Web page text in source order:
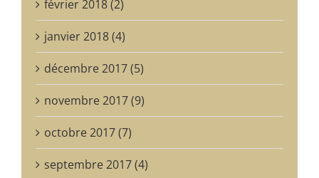
février 2018 (2)
janvier 2018 (4)
décembre 2017 (5)
novembre 2017 (9)
octobre 2017 (7)
septembre 2017 (4)